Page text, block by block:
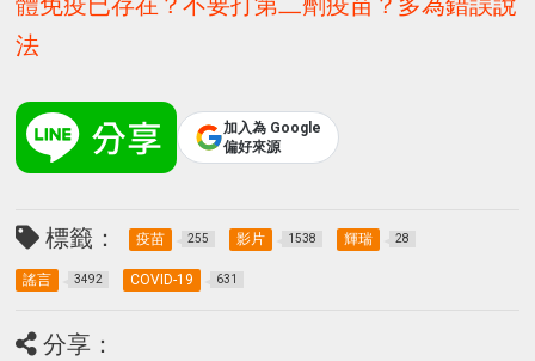
法
加入為 Google
偏好來源
標籤： 疫苗 255 影片 1538 輝瑞 28
謠言 3492 COVID-19 631
分享：